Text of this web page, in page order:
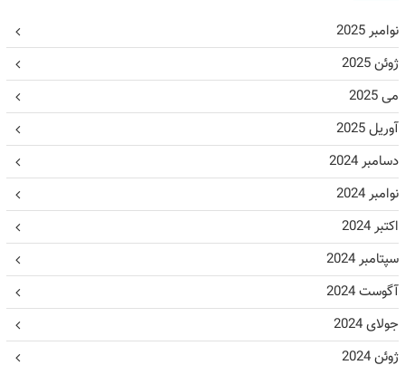
نوامبر 2025
ژوئن 2025
می 2025
آوریل 2025
دسامبر 2024
نوامبر 2024
اکتبر 2024
سپتامبر 2024
آگوست 2024
جولای 2024
ژوئن 2024